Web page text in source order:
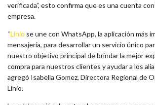
verificada”, esto confirma que es una cuenta
empresa.
“Linio se une con WhatsApp, la aplicación más
mensajería, para desarrollar un servicio único
nuestro objetivo principal de brindar la mejor
compra para nuestros clientes y ayudar a los
agregó Isabella Gomez, Directora Regional de
Linio.